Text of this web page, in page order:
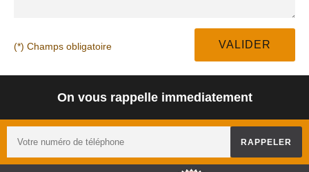
(*) Champs obligatoire
On vous rappelle immediatement